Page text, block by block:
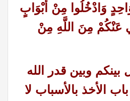
وَادْخُلُوا مِنْ أَبْوَابٍ
عَنْكُمْ مِنَ اللَّهِ مِنْ
بينكم وبين قدر الله
الأخذ بالأسباب لا